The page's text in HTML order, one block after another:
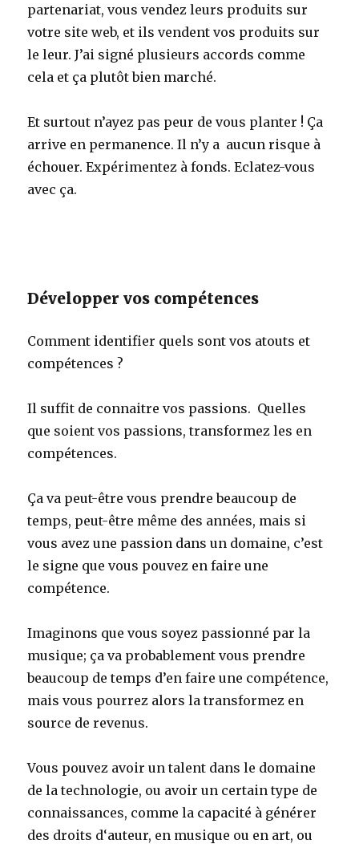
partenariat, vous vendez leurs produits sur
votre site web, et ils vendent vos produits sur
le leur. J’ai signé plusieurs accords comme
cela et ça plutôt bien marché.
Et surtout n’ayez pas peur de vous planter ! Ça
arrive en permanence. Il n’y a aucun risque à
échouer. Expérimentez à fonds. Eclatez-vous
avec ça.
Développer vos compétences
Comment identifier quels sont vos atouts et
compétences ?
Il suffit de connaitre vos passions. Quelles
que soient vos passions, transformez les en
compétences.
Ça va peut-être vous prendre beaucoup de
temps, peut-être même des années, mais si
vous avez une passion dans un domaine, c’est
le signe que vous pouvez en faire une
compétence.
Imaginons que vous soyez passionné par la
musique; ça va probablement vous prendre
beaucoup de temps d’en faire une compétence,
mais vous pourrez alors la transformez en
source de revenus.
Vous pouvez avoir un talent dans le domaine
de la technologie, ou avoir un certain type de
connaissances, comme la capacité à générer
des droits d‘auteur, en musique ou en art, ou